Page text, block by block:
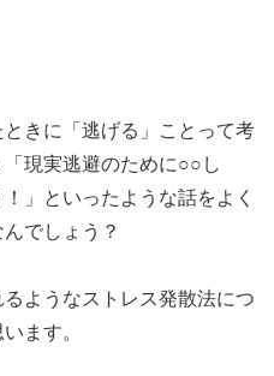
きに「逃げる」ことって考
現実逃避のために○○し
」といったような話をよく
でしょう？
ようなストレス発散法につ
ます。